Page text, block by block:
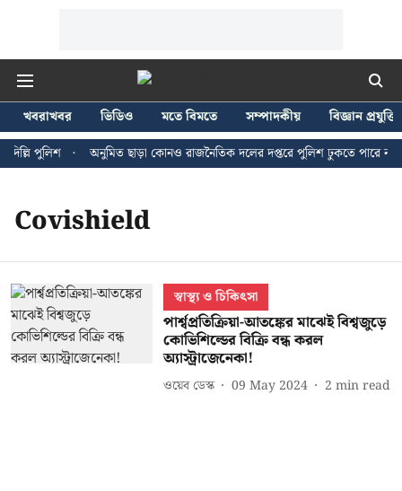
খবরাখবর ভিডিও মতে বিমতে সম্পাদকীয়
বিজ্ঞান প্রযুক্তি
পুলিশ
অনুমিত ছাড়া কোনও রাজনৈতিক দলের দপ্তরে পুলিশ ঢুকতে পারে না -
Covishield
স্বাস্থ্য ও চিকিৎসা
পার্শ্বপ্রতিক্রিয়া-আতঙ্কের মাঝেই বিশ্বজুড়ে
কোভিশিল্ডের বিক্রি বন্ধ করল
অ্যাস্ট্রাজেনেকা!
ওয়েব ডেস্ক 09 May 2024 2 min read